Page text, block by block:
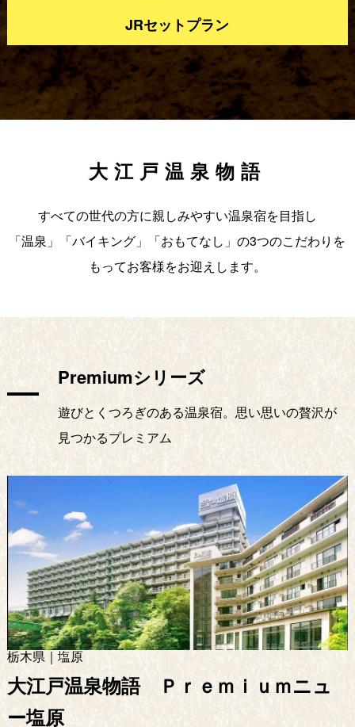
JRセットプラン
大江戸温泉物語
すべての世代の方に親しみやすい温泉宿を目指し
「温泉」「バイキング」「おもてなし」の3つのこだわりを
もってお客様をお迎えします。
Premiumシリーズ
遊びとくつろぎのある温泉宿。思い思いの贅沢が
見つかるプレミアム
栃木県｜塩原
大江戸温泉物語 Ｐｒｅｍｉｕｍニュ
ー塩原